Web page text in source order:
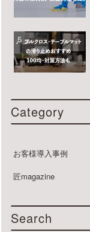
Category
お客様導入事例
匠magazine
Search